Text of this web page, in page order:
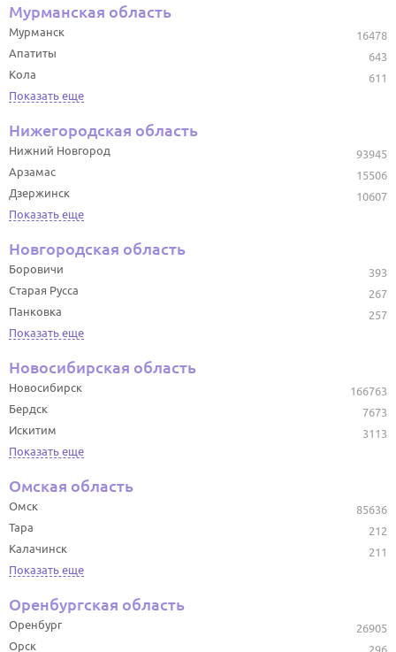
Мурманская область
16478
Мурманск
643
Апатиты
611
Кола
Показать еще
Нижегородская область
93945
Нижний Новгород
15506
Арзамас
10607
Дзержинск
Показать еще
Новгородская область
393
Боровичи
267
Старая Русса
257
Панковка
Показать еще
Новосибирская область
166763
Новосибирск
7673
Бердск
3113
Искитим
Показать еще
Омская область
85636
Омск
212
Тара
211
Калачинск
Показать еще
Оренбургская область
26905
Оренбург
296
Орск